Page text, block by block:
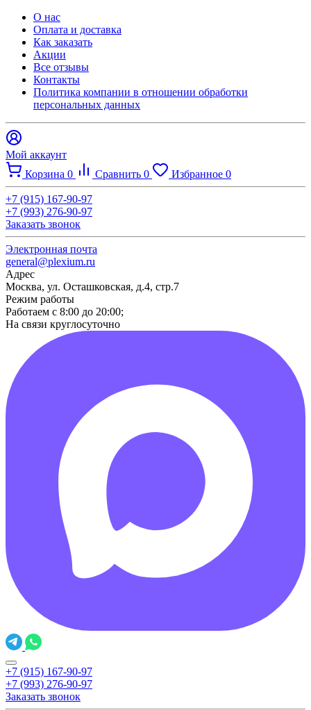
О нас
Оплата и доставка
Как заказать
Акции
Все отзывы
Контакты​
Политика компании в отношении обработки
персональных данных
Мой аккаунт
Корзина 0 Сравнить 0 Избранное 0
+7 (915) 167-90-97
+7 (993) 276-90-97
Заказать звонок
Электронная почта
general@plexium.ru
Адрес
Москва, ул. Осташковская, д.4, стр.7
Режим работы
Работаем с 8:00 до 20:00;
На связи круглосуточно
+7 (915) 167-90-97
+7 (993) 276-90-97
Заказать звонок